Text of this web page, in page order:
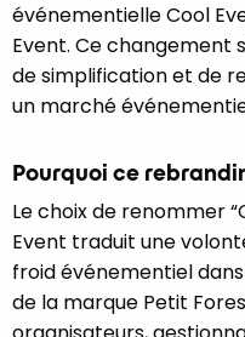
événementielle Cool
Event. Ce changement
de simplification et de
un marché
Pourquoi ce
Le choix de renommer
Event traduit une
froid événementiel
de la marque Petit